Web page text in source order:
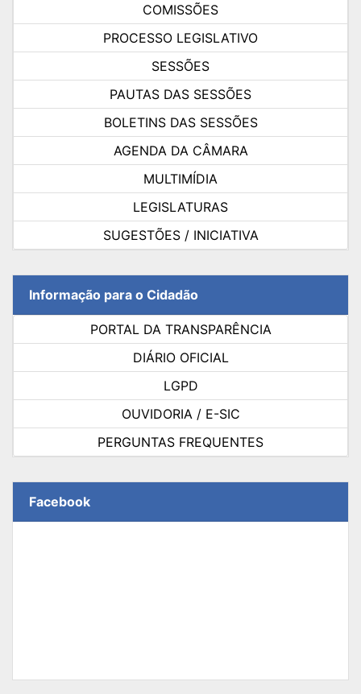
COMISSÕES
PROCESSO LEGISLATIVO
SESSÕES
PAUTAS DAS SESSÕES
BOLETINS DAS SESSÕES
AGENDA DA CÂMARA
MULTIMÍDIA
LEGISLATURAS
SUGESTÕES / INICIATIVA
Informação para o Cidadão
PORTAL DA TRANSPARÊNCIA
DIÁRIO OFICIAL
LGPD
OUVIDORIA / E-SIC
PERGUNTAS FREQUENTES
Facebook